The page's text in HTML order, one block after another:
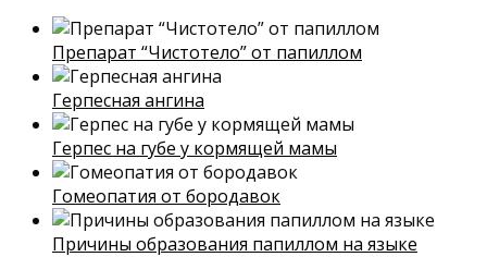
Препарат “Чистотело” от папиллом
Герпесная ангина
Герпес на губе у кормящей мамы
Гомеопатия от бородавок
Причины образования папиллом на языке